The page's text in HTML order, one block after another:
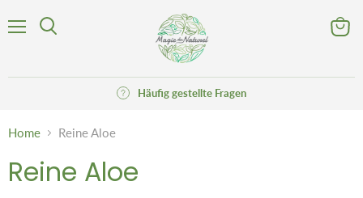
Häufig gestellte Fragen
Home Reine Aloe
Reine Aloe